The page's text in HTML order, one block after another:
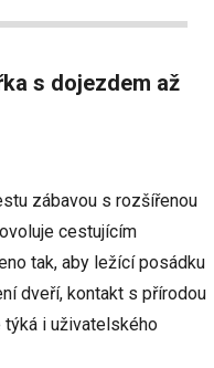
zábavou s rozšířenou
cestujícím
tak, aby ležící posádku
dveří, kontakt s přírodou
týká i uživatelského